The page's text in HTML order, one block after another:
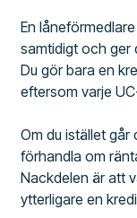
En
samtidigt och ger
Du gör bara en
eftersom varje
Om du istället går
förhandla om
Nackdelen är att
ytterligare en